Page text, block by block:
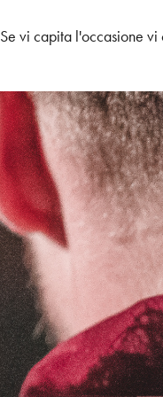
Se vi capita l'occasione